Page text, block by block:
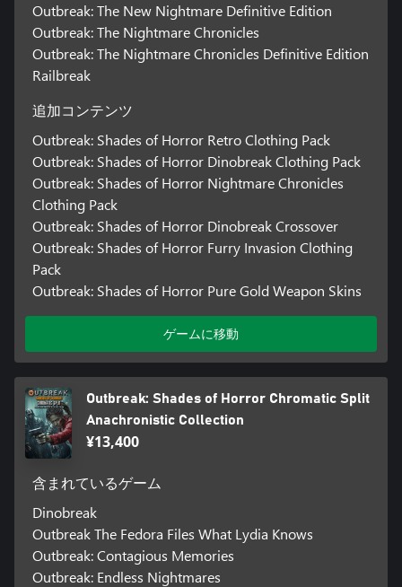
Outbreak: The New Nightmare Definitive Edition
Outbreak: The Nightmare Chronicles
Outbreak: The Nightmare Chronicles Definitive Edition
Railbreak
追加コンテンツ
Outbreak: Shades of Horror Retro Clothing Pack
Outbreak: Shades of Horror Dinobreak Clothing Pack
Outbreak: Shades of Horror Nightmare Chronicles
Clothing Pack
Outbreak: Shades of Horror Dinobreak Crossover
Outbreak: Shades of Horror Furry Invasion Clothing
Pack
Outbreak: Shades of Horror Pure Gold Weapon Skins
ゲームに移動
Outbreak: Shades of Horror Chromatic Split
Anachronistic Collection
¥13,400
含まれているゲーム
Dinobreak
Outbreak The Fedora Files What Lydia Knows
Outbreak: Contagious Memories
Outbreak: Endless Nightmares